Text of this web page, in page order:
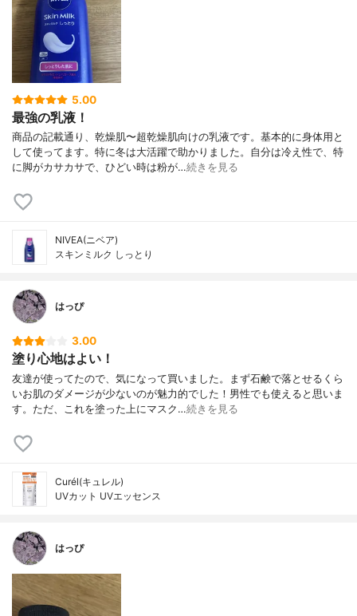
5.00
最強の乳液！
商品の記載通り、乾燥肌〜超乾燥肌向けの乳液です。基本的に身体用と
して使ってます。特に冬は大活躍で助かりました。自分は冷え性で、特
に脚がカサカサで、ひどい時は粉が…続きを見る
NIVEA(ニベア)
スキンミルク しっとり
はっぴ
3.00
塗り心地はよい！
友達が使ってたので、気になって買いました。まず石鹸で落とせるくら
いお肌のダメージが少ないのが魅力的でした！男性でも使えると思いま
す。ただ、これを塗った上にマスク…続きを見る
Curél(キュレル)
UVカット UVエッセンス
はっぴ